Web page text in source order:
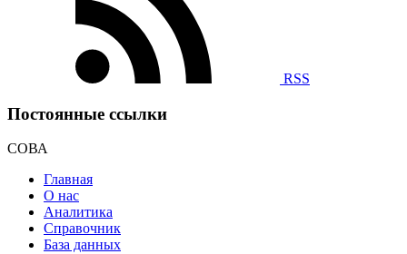
RSS
Постоянные ссылки
СОВА
Главная
О нас
Аналитика
Справочник
База данных